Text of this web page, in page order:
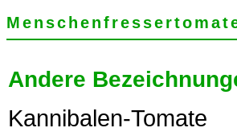
Andere
Kannibalen-Tomate